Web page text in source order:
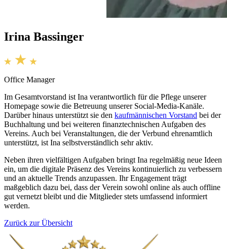
Irina Bassinger
Office Manager
Im Gesamtvorstand ist Ina verantwortlich für die Pflege unserer
Homepage sowie die Betreuung unserer Social-Media-Kanäle.
Darüber hinaus unterstützt sie den kaufmännischen Vorstand bei der
Buchhaltung und bei weiteren finanztechnischen Aufgaben des
Vereins. Auch bei Veranstaltungen, die der Verbund ehrenamtlich
unterstützt, ist Ina selbstverständlich sehr aktiv.
Neben ihren vielfältigen Aufgaben bringt Ina regelmäßig neue Ideen
ein, um die digitale Präsenz des Vereins kontinuierlich zu verbessern
und an aktuelle Trends anzupassen. Ihr Engagement trägt
maßgeblich dazu bei, dass der Verein sowohl online als auch offline
gut vernetzt bleibt und die Mitglieder stets umfassend informiert
werden.
Zurück zur Übersicht